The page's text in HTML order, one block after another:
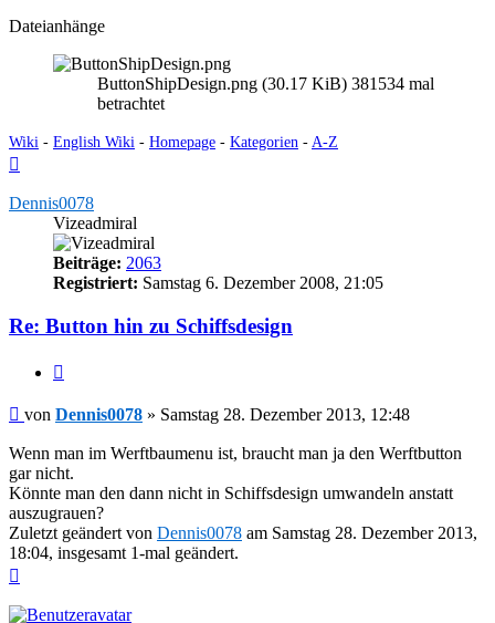
Dateianhänge
ButtonShipDesign.png (30.17 KiB) 381534 mal
betrachtet
Wiki - English Wiki - Homepage - Kategorien - A-Z
Dennis0078
Vizeadmiral
Beiträge: 2063
Registriert: Samstag 6. Dezember 2008, 21:05
Re: Button hin zu Schiffsdesign
Beitrag
von Dennis0078 » Samstag 28. Dezember 2013, 12:48
Wenn man im Werftbaumenu ist, braucht man ja den Werftbutton
gar nicht.
Könnte man den dann nicht in Schiffsdesign umwandeln anstatt
auszugrauen?
Zuletzt geändert von Dennis0078 am Samstag 28. Dezember 2013,
18:04, insgesamt 1-mal geändert.